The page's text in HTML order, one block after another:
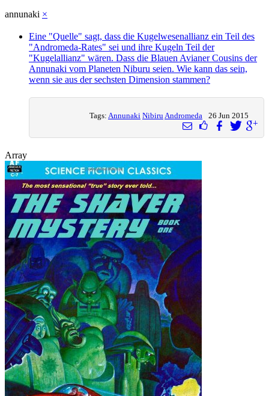
annunaki ×
Eine "Quelle" sagt, dass die Kugelwesenallianz ein Teil des
"Andromeda-Rates" sei und ihre Kugeln Teil der
"Kugelallianz" wären. Dass die Blauen Avianer Cousins der
Annunaki vom Planeten Niburu seien. Wie kann das sein,
wenn sie aus der sechsten Dimension stammen?
Tags: Annunaki NibiruAndromeda 26 Jun 2015
Array